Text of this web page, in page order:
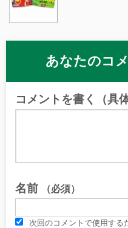
あなたのコ
コメントを書く（具
名前 （必須）
次回のコメントで使用する